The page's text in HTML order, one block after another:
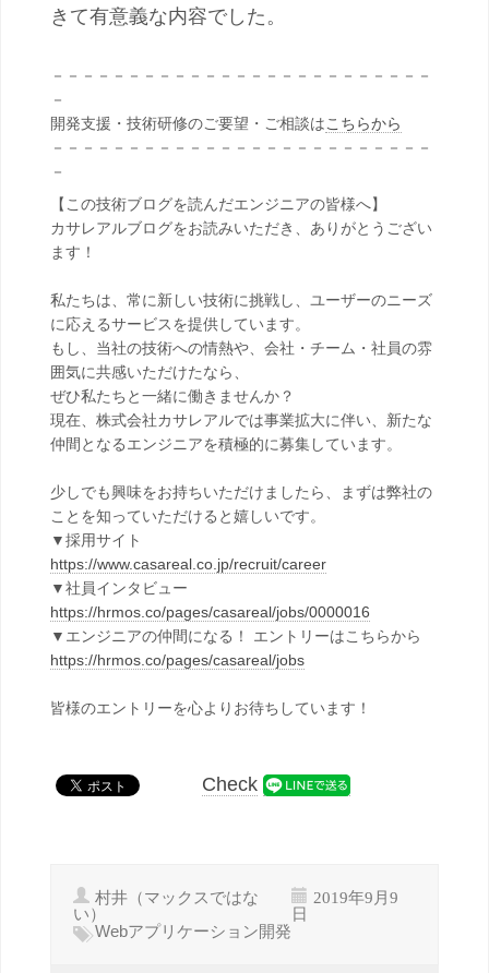
きて有意義な内容でした。
－－－－－－－－－－－－－－－－－－－－－－－－－
－
開発支援・技術研修のご要望・ご相談はこちらから
－－－－－－－－－－－－－－－－－－－－－－－－－
－
【この技術ブログを読んだエンジニアの皆様へ】
カサレアルブログをお読みいただき、ありがとうござい
ます！
私たちは、常に新しい技術に挑戦し、ユーザーのニーズ
に応えるサービスを提供しています。
もし、当社の技術への情熱や、会社・チーム・社員の雰
囲気に共感いただけたなら、
ぜひ私たちと一緒に働きませんか？
現在、株式会社カサレアルでは事業拡大に伴い、新たな
仲間となるエンジニアを積極的に募集しています。
少しでも興味をお持ちいただけましたら、まずは弊社の
ことを知っていただけると嬉しいです。
▼採用サイト
https://www.casareal.co.jp/recruit/career
▼社員インタビュー
https://hrmos.co/pages/casareal/jobs/0000016
▼エンジニアの仲間になる！ エントリーはこちらから
https://hrmos.co/pages/casareal/jobs
皆様のエントリーを心よりお待ちしています！
Check
村井（マックスではな
い）
2019年9月9
日
Webアプリケーション開発